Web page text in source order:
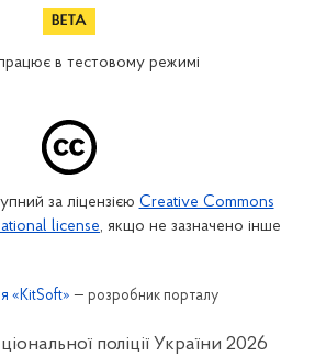
в тестовому режимі
за ліцензією Creative Commons
license, якщо не зазначено інше
поліції України 2026
«KitSoft» — розробник порталу